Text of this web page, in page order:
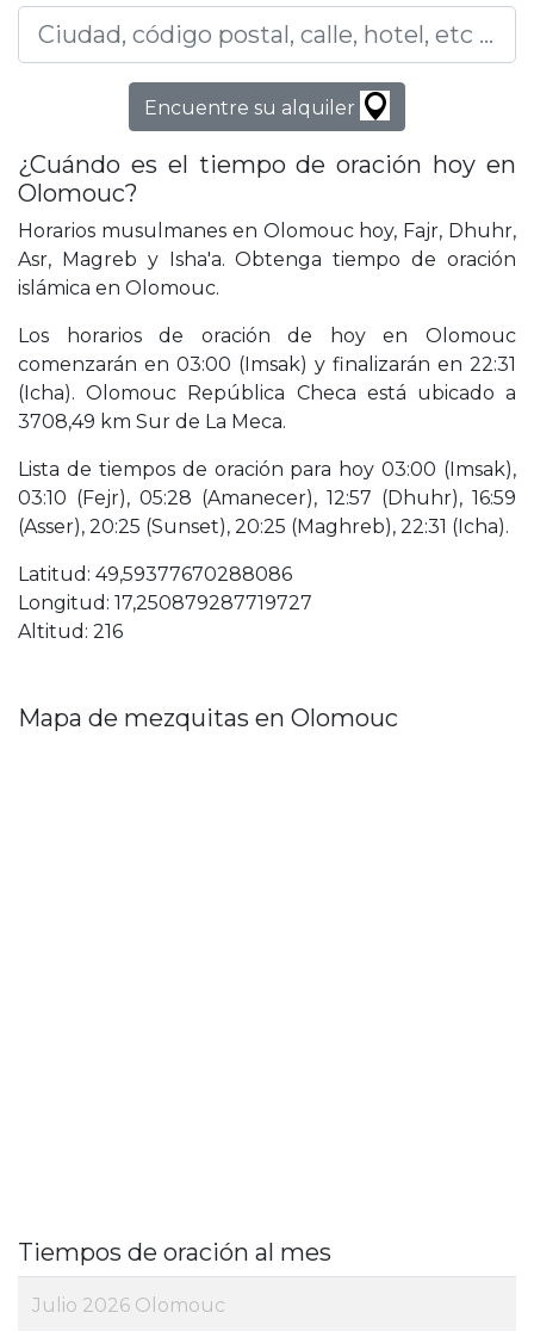
Encuentre su alquiler
¿Cuándo es el tiempo de oración hoy en
Olomouc?
Horarios musulmanes en Olomouc hoy, Fajr, Dhuhr,
Asr, Magreb y Isha'a. Obtenga tiempo de oración
islámica en Olomouc.
Los horarios de oración de hoy en Olomouc
comenzarán en 03:00 (Imsak) y finalizarán en 22:31
(Icha). Olomouc República Checa está ubicado a
3708,49 km Sur de La Meca.
Lista de tiempos de oración para hoy 03:00 (Imsak),
03:10 (Fejr), 05:28 (Amanecer), 12:57 (Dhuhr), 16:59
(Asser), 20:25 (Sunset), 20:25 (Maghreb), 22:31 (Icha).
Latitud: 49,59377670288086
Longitud: 17,250879287719727
Altitud: 216
Mapa de mezquitas en Olomouc
Tiempos de oración al mes
Julio 2026 Olomouc